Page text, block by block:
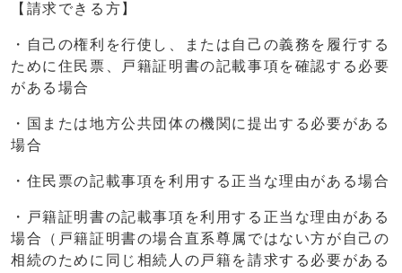
【請求できる方】
・自己の権利を行使し、または自己の義務を履行する
ために住民票、戸籍証明書の記載事項を確認する必要
がある場合
・国または地方公共団体の機関に提出する必要がある
場合
・住民票の記載事項を利用する正当な理由がある場合
・戸籍証明書の記載事項を利用する正当な理由がある
場合（戸籍証明書の場合直系尊属ではない方が自己の
相続のために同じ相続人の戸籍を請求する必要がある